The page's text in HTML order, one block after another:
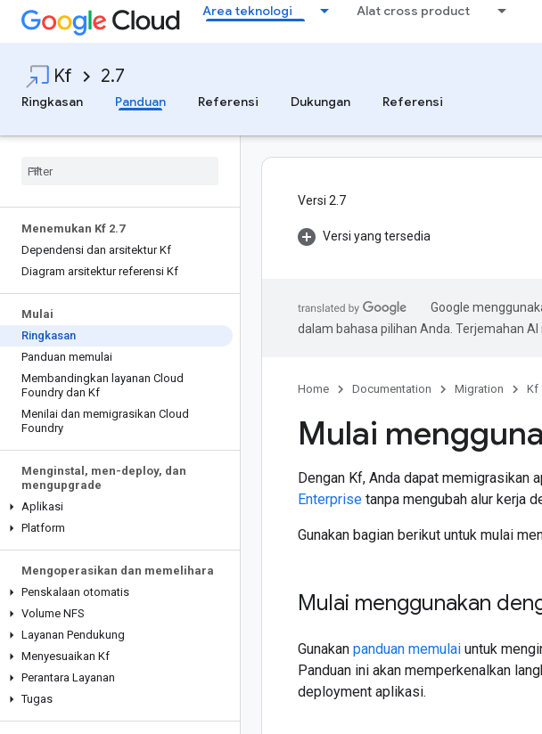
Area teknologi Alat cross product
Kf 2.7
Ringkasan
Panduan Referensi Dukungan Referensi
Menemukan Kf 2.7
Dependensi dan arsitektur Kf
Diagram arsitektur referensi Kf
Mulai
Ringkasan
Panduan memulai
Membandingkan layanan Cloud
Foundry dan Kf
Menilai dan memigrasikan Cloud
Foundry
Menginstal , men-deploy, dan
mengupgrade
Aplikasi
Platform
Mengoperasikan dan memelihara
Penskalaan otomatis
Volume NFS
Layanan Pendukung
Menyesuaikan Kf
Perantara Layanan
Tugas
Versi 2.7
Versi yang tersedia
Google
dalam bahasa pilihan Anda. Terjemahan
Home Documentation Migration Kf
Mulai
Dengan Kf, Anda dapat memigrasikan
Enterprise tanpa mengubah alur kerja
Gunakan bagian berikut untuk mulai
Mulai menggunakan
Gunakan panduan memulai untuk
Panduan ini akan memperkenalkan
deployment aplikasi.